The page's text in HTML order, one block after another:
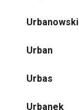
Urbanowski
Urban
Urbas
Urbanek